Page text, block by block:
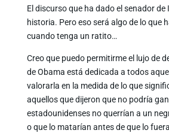
El discurso que ha dado el senador de
historia. Pero eso será algo de lo que
cuando tenga un ratito…
Creo que puedo permitirme el lujo de
de Obama está dedicada a todos
valorarla en la medida de lo que
aquellos que dijeron que no podría
estadounidenses no querrían a un
o que lo matarían antes de que lo